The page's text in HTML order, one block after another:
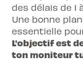
des délais de 1
Une bonne
essentielle
L'objectif est
ton moniteur